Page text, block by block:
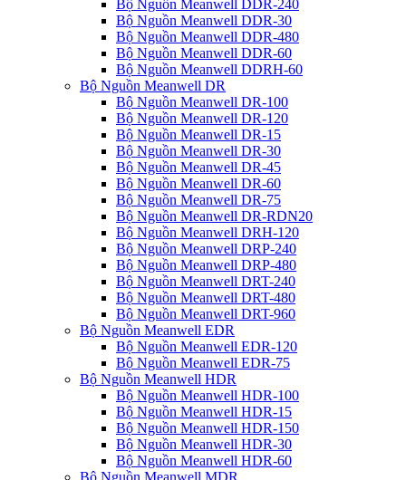
Bộ Nguồn Meanwell DDR-240
Bộ Nguồn Meanwell DDR-30
Bộ Nguồn Meanwell DDR-480
Bộ Nguồn Meanwell DDR-60
Bộ Nguồn Meanwell DDRH-60
Bộ Nguồn Meanwell DR
Bộ Nguồn Meanwell DR-100
Bộ Nguồn Meanwell DR-120
Bộ Nguồn Meanwell DR-15
Bộ Nguồn Meanwell DR-30
Bộ Nguồn Meanwell DR-45
Bộ Nguồn Meanwell DR-60
Bộ Nguồn Meanwell DR-75
Bộ Nguồn Meanwell DR-RDN20
Bộ Nguồn Meanwell DRH-120
Bộ Nguồn Meanwell DRP-240
Bộ Nguồn Meanwell DRP-480
Bộ Nguồn Meanwell DRT-240
Bộ Nguồn Meanwell DRT-480
Bộ Nguồn Meanwell DRT-960
Bộ Nguồn Meanwell EDR
Bộ Nguồn Meanwell EDR-120
Bộ Nguồn Meanwell EDR-75
Bộ Nguồn Meanwell HDR
Bộ Nguồn Meanwell HDR-100
Bộ Nguồn Meanwell HDR-15
Bộ Nguồn Meanwell HDR-150
Bộ Nguồn Meanwell HDR-30
Bộ Nguồn Meanwell HDR-60
Bộ Nguồn Meanwell MDR